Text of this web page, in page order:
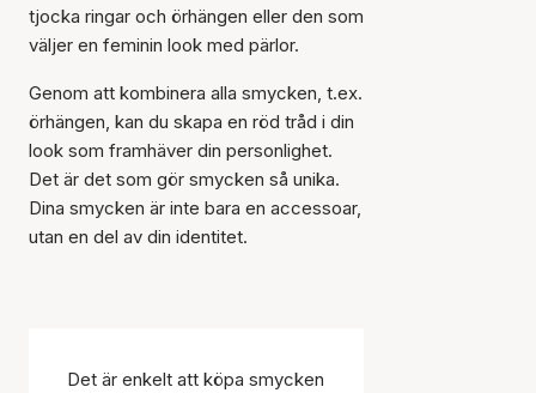
tjocka ringar och örhängen eller den som
väljer en feminin look med pärlor.
Genom att kombinera alla smycken, t.ex.
örhängen, kan du skapa en röd tråd i din
look som framhäver din personlighet.
Det är det som gör smycken så unika.
Dina smycken är inte bara en accessoar,
utan en del av din identitet.
Det är enkelt att köpa smycken